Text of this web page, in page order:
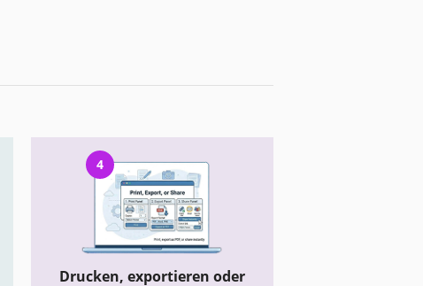
4
Drucken, exportieren oder